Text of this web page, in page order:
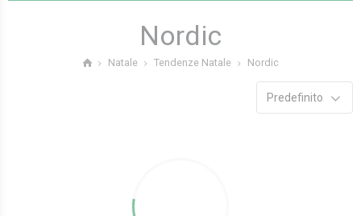
Nordic
Natale Tendenze Natale Nordic
Predefinito